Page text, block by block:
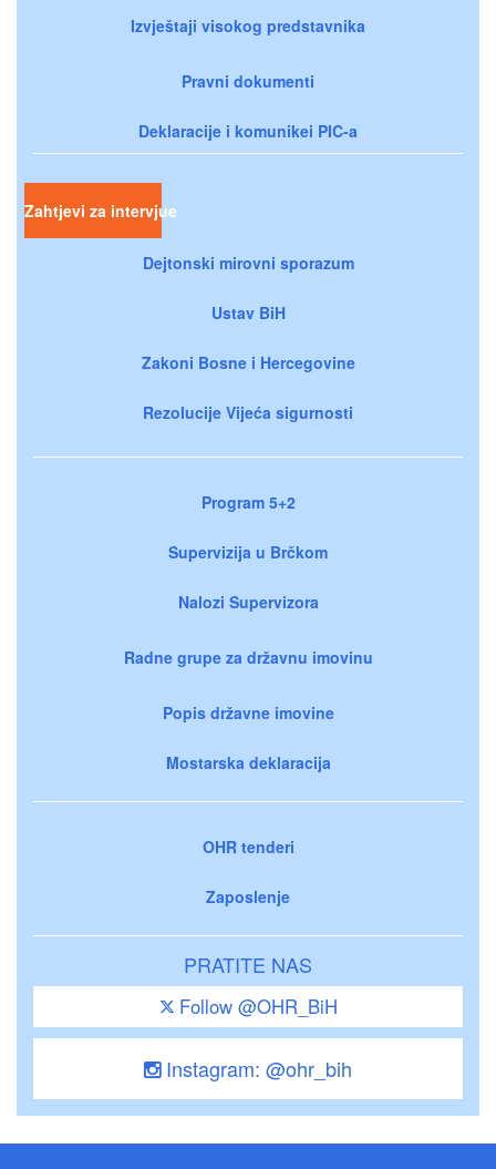
Izvještaji visokog predstavnika
Pravni dokumenti
Deklaracije i komunikei PIC-a
Zahtjevi za intervjue
Dejtonski mirovni sporazum
Ustav BiH
Zakoni Bosne i Hercegovine
Rezolucije Vijeća sigurnosti
Program 5+2
Supervizija u Brčkom
Nalozi Supervizora
Radne grupe za državnu imovinu
Popis državne imovine
Mostarska deklaracija
OHR tenderi
Zaposlenje
PRATITE NAS
Follow @OHR_BiH
Instagram: @ohr_bih